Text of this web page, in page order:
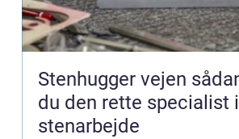
Stenhugger vejen sådan vælger
du den rette specialist i
stenarbejde